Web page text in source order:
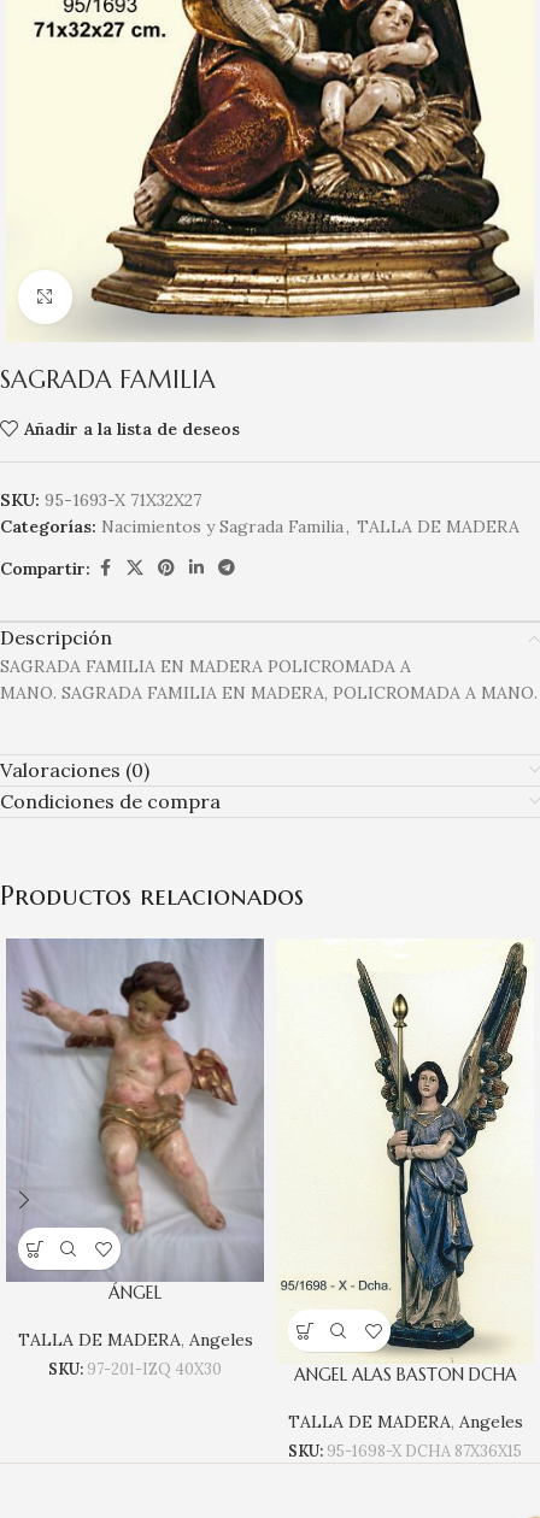
Clic para ampliar
SAGRADA FAMILIA
Añadir a la lista de deseos
SKU: 95-1693-X 71X32X27
Categorías: Nacimientos y Sagrada Familia, TALLA DE MADERA
Compartir:
Descripción
SAGRADA FAMILIA EN MADERA POLICROMADA A
MANO. SAGRADA FAMILIA EN MADERA, POLICROMADA A MANO.
Valoraciones (0)
Condiciones de compra
Productos relacionados
ÁNGEL
TALLA DE MADERA, Angeles
SKU: 97-201-IZQ 40X30 ANGEL ALAS BASTON DCHA
TALLA DE MADERA, Angeles
SKU: 95-1698-X DCHA 87X36X15